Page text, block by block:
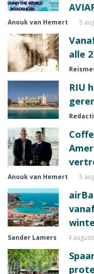
Anouk van Hemert 5
alle
RIU
Anouk van Hemert 5
Sander Lamers 4